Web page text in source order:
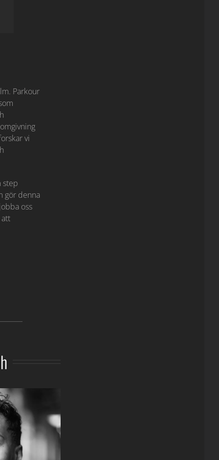
Parkour
vi
step
gör denna
oss